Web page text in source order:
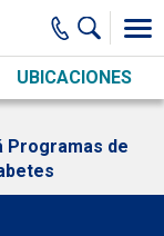
UBICACIONES
Programas de